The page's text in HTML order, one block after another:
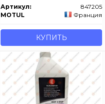
Артикул:
847205
MOTUL
Франция
КУПИТЬ